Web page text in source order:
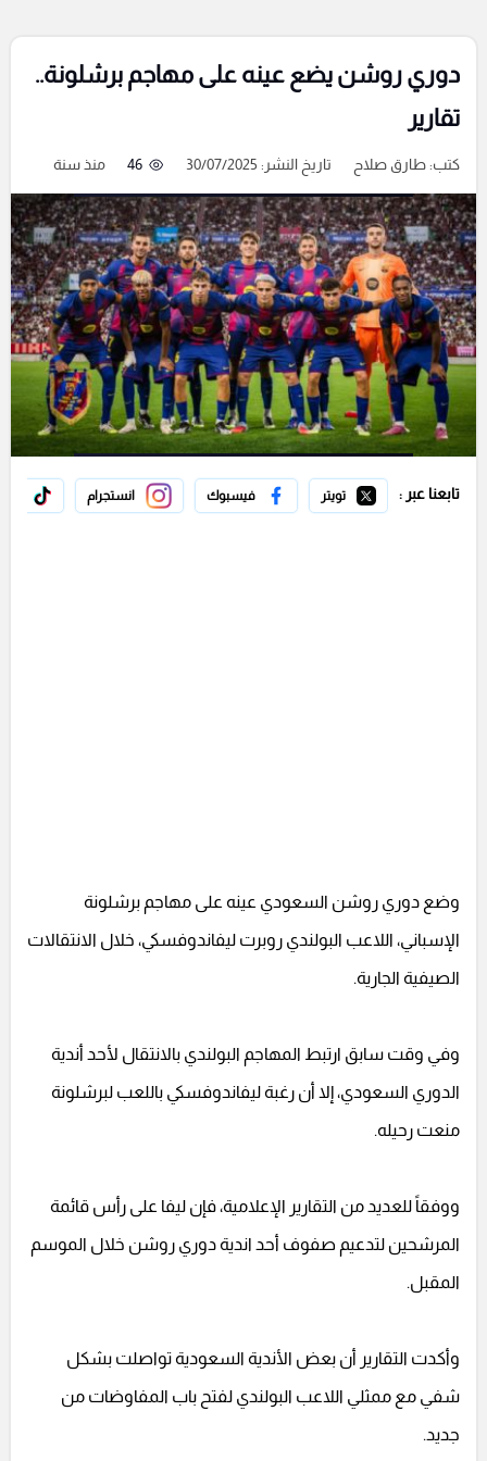
دوري روشن يضع عينه على مهاجم برشلونة..
تقارير
كتب:طارق صلاح تاريخ النشر: 30/07/2025 46 منذ سنة
تابعنا عبر : تويتر فيسبوك انستجرام
وضع دوري روشن السعودي عينه على مهاجم برشلونة
الإسباني، اللاعب البولندي روبرت ليفاندوفسكي، خلال الانتقالات
الصيفية الجارية.
وفي وقت سابق ارتبط المهاجم البولندي بالانتقال لأحد أندية
الدوري السعودي، إلا أن رغبة ليفاندوفسكي باللعب لبرشلونة
منعت رحيله.
ووفقاً للعديد من التقارير الإعلامية، فإن ليفا على رأس قائمة
المرشحين لتدعيم صفوف أحد اندية دوري روشن خلال الموسم
المقبل.
وأكدت التقارير أن بعض الأندية السعودية تواصلت بشكل
شفي مع ممثلي اللاعب البولندي لفتح باب المفاوضات من
جديد.